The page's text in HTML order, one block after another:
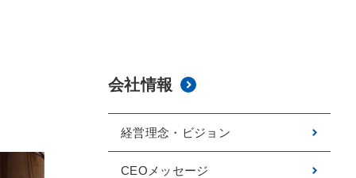
会社情報
経営理念・ビジョン
CEOメッセージ